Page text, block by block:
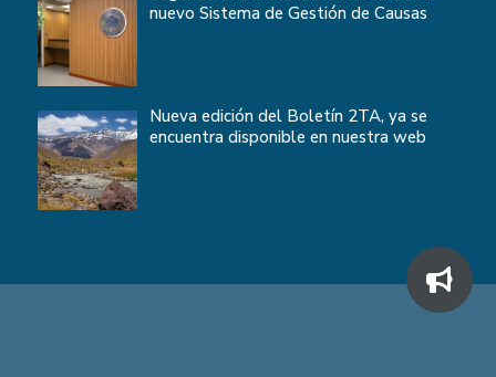
nuevo Sistema de Gestión de Causas
Nueva edición del Boletín 2TA, ya se
encuentra disponible en nuestra web